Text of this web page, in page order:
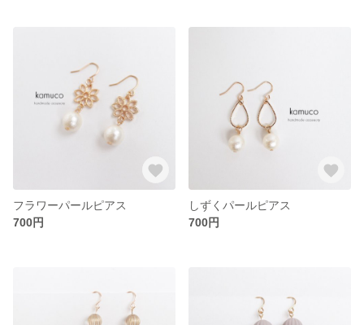
フラワーパールピアス
700円
しずくパールピアス
700円